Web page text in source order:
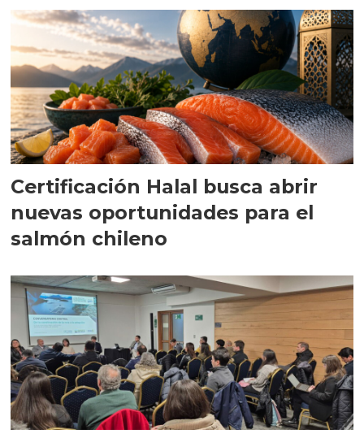
Certificación Halal busca abrir
nuevas oportunidades para el
salmón chileno